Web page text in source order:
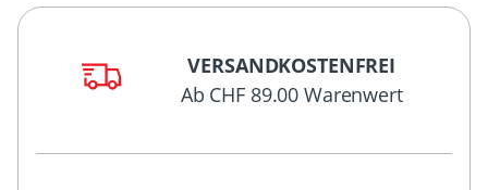
VERSANDKOSTENFREI
Ab CHF 89.00 Warenwert